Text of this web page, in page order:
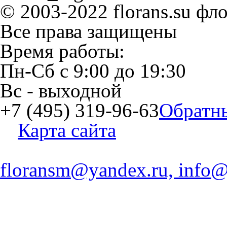
© 2003-2022 florans.su
Все права защищены
Время работы:
Пн-Сб с 9:00 до 19:30
Вс - выходной
+7 (495) 319-96-63
Карта сайта
floransm@yandex.ru,